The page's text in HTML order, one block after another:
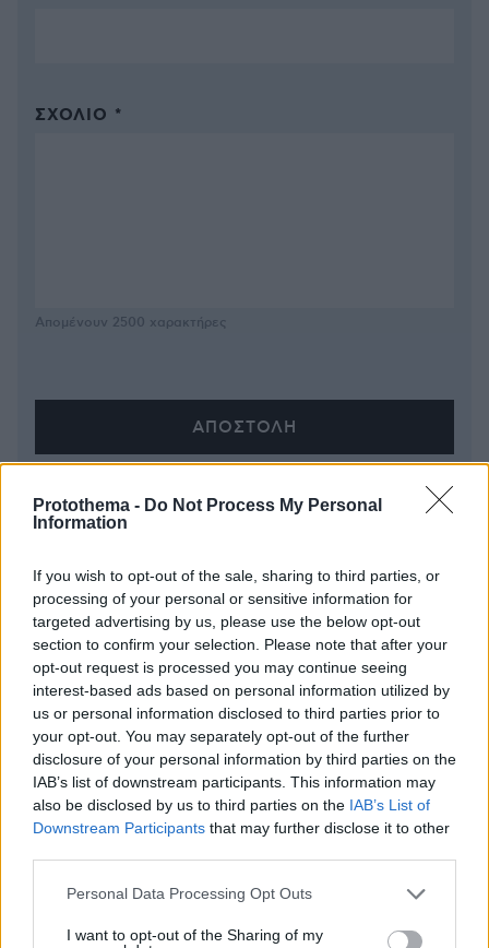
Protothema - Do Not Process My Personal
Information
If you wish to opt-out of the sale, sharing to third parties, or
processing of your personal or sensitive information for
targeted advertising by us, please use the below opt-out
section to confirm your selection. Please note that after your
opt-out request is processed you may continue seeing
interest-based ads based on personal information utilized by
us or personal information disclosed to third parties prior to
your opt-out. You may separately opt-out of the further
disclosure of your personal information by third parties on the
IAB’s list of downstream participants. This information may
also be disclosed by us to third parties on the IAB’s List of
Downstream Participants that may further disclose it to other
Please note that this website/app uses one or more Google
not limited to your visit or usage behaviour. You may click to
Personal Data Processing Opt Outs
I want to opt-out of the Sharing of my
ΣΧΌΛΙΟ *
Απομένουν 2500 χαρακτήρες
* Υποχρεωτικά πεδία
ΡΟΗ ΕΙΔΗΣΕΩΝ
Ειδήσεις Δημοφιλή Σχολιασμένα
Η μυστικιστική ατμόσφαιρα του απολιθωμένου δάσους
στο Σίγρι της Λέσβου
πριν 7 λεπτά
ΗΠΑ: Εθισμένοι θεατές webcam αποκάλυψαν κύκλωμα
trafficking εμπνευσμένο από τον Andrew Tate
πριν 13 λεπτά
Τα πιο ακριβά ηλεκτρικά αυτοκίνητα παγκοσμίως